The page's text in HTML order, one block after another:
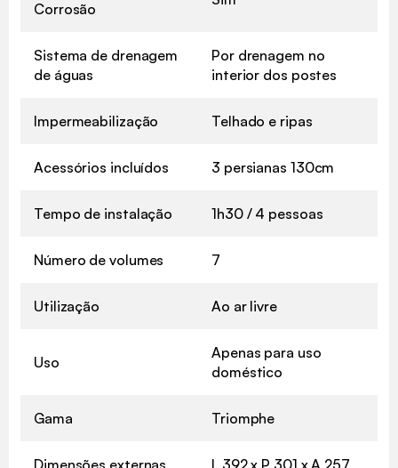
Corrosão
Sistema de drenagem
de águas
Por drenagem no
interior dos postes
Impermeabilização Telhado e ripas
Acessórios incluídos 3 persianas 130cm
Tempo de instalação 1h30 / 4 pessoas
Número de volumes 7
Utilização Ao ar livre
Uso
Apenas para uso
doméstico
Gama Triomphe